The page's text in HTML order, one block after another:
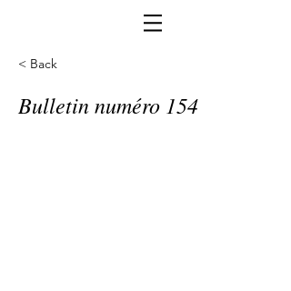
< Back
Bulletin numéro 154